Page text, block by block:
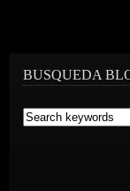
BUSQUEDA